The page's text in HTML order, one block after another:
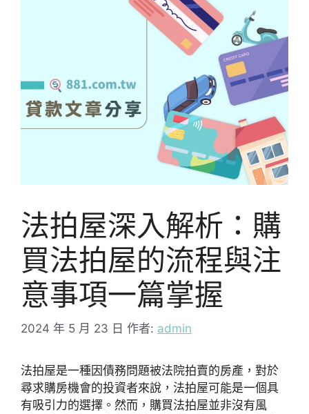
法拍屋深入解析：購
買法拍屋的流程與注
意事項一篇掌握
2024 年 5 月 23 日 作者: admin
法拍屋是一種因債務問題被法院拍賣的房產，對於
尋求購房機會的投資者來說，法拍屋可能是一個具
有吸引力的選擇。然而，購買法拍屋並非沒有風